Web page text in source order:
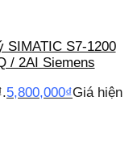
SIMATIC S7-1200
/ 2AI Siemens
5,800,000₫Giá hiện